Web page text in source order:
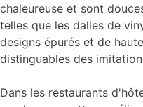
chaleureuse et sont
telles que les dalles de
designs épurés et de
distinguables des
Dans les restaurants